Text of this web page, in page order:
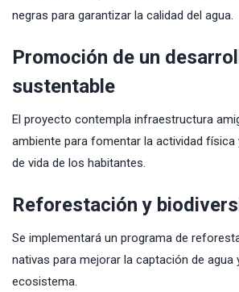
negras para garantizar la calidad del agua.
Promoción de un
sustentable
El proyecto contempla infraestructura
ambiente para fomentar la actividad física
de vida de los habitantes.
Reforestación y
Se implementará un programa de
nativas para mejorar la captación de agua
ecosistema.